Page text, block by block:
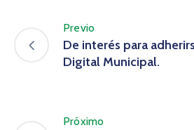
Previo
De interés para
Digital Municipal.
Próximo